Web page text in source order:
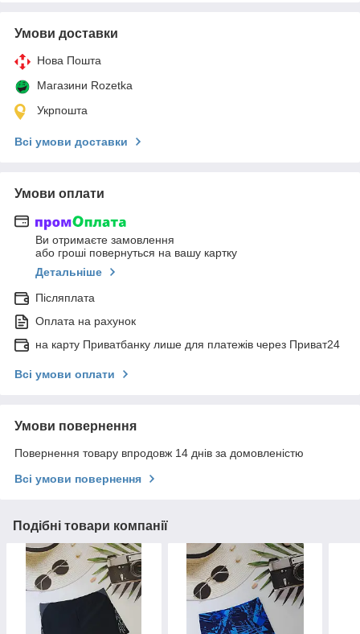
Умови доставки
Нова Пошта
Магазини Rozetka
Укрпошта
Всі умови доставки
Умови оплати
Ви отримаєте замовлення
або гроші повернуться на вашу картку
Детальніше
Післяплата
Оплата на рахунок
на карту Приватбанку лише для платежів через Приват24
Всі умови оплати
Умови повернення
Повернення товару впродовж 14 днів за домовленістю
Всі умови повернення
Подібні товари компанії